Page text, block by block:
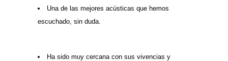
Una de las mejores acústicas que hemos
escuchado, sin duda.
Ha sido muy cercana con sus vivencias y